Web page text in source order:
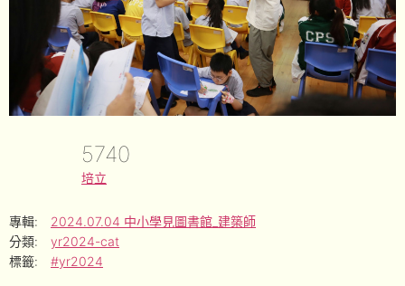
5740
培立
專輯:
2024.07.04 中小學見圖書館_建築師
分類:
yr2024-cat
標籤:
#yr2024